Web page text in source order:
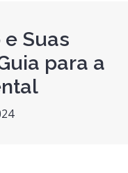
Suas
para a